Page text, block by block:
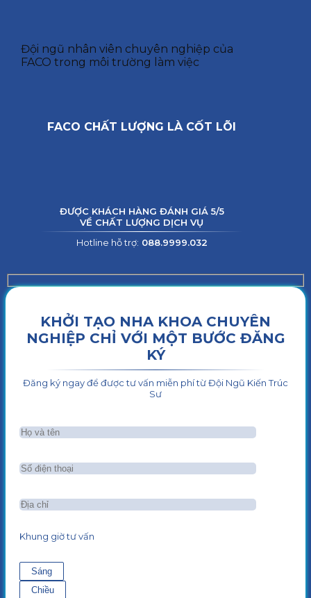
Đội ngũ nhân viên chuyên nghiệp của
FACO trong môi trường làm việc
FACO CHẤT LƯỢNG LÀ CỐT LÕI
ĐƯỢC KHÁCH HÀNG ĐÁNH GIÁ 5/5
VỀ CHẤT LƯỢNG DỊCH VỤ
Hotline hỗ trợ: 088.9999.032
KHỞI TẠO NHA KHOA CHUYÊN
NGHIỆP CHỈ VỚI MỘT BƯỚC ĐĂNG
KÝ
Đăng ký ngay để được tư vấn miễn phí từ Đội Ngũ Kiến Trúc
Sư
Khung giờ tư vấn
Sáng
Chiều